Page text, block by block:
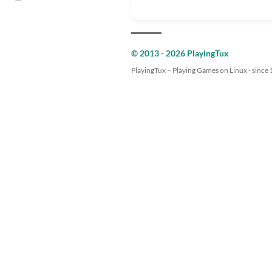
© 2013 - 2026 PlayingTux
PlayingTux – Playing Games on Linux - since